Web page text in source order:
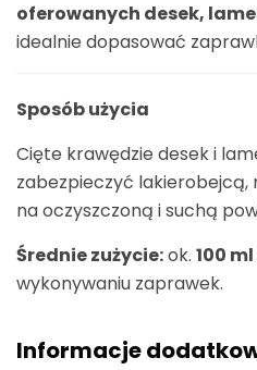
oferowanych desek,
idealnie dopasować
Sposób użycia
Cięte krawędzie desek i
zabezpieczyć lakierobejcą,
na oczyszczoną i suchą
Średnie zużycie:ok. 100
wykonywaniu zaprawek.
Informacje